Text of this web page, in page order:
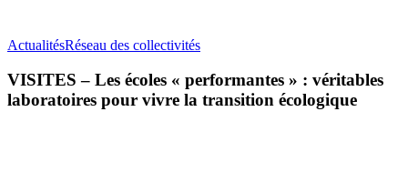
ActualitésRéseau des collectivitésVISITES
Les
écoles
«
VISITES – Les écoles « performantes » : véritables
laboratoires pour vivre la transition écologique